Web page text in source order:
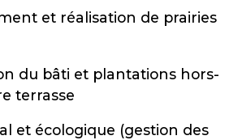
et réalisation de prairies
du bâti et plantations hors-
terrasse
et écologique (gestion des